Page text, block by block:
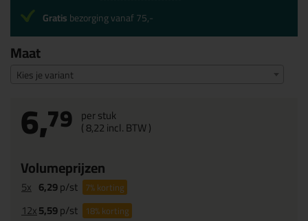
Maat
Kies je variant
6,79 per stuk
(8,22incl. BTW )
Volumeprijzen
5x 6,29p/st 7%korting
12x5,59p/st 18%korting
Gratisbezorging vanaf 75,-